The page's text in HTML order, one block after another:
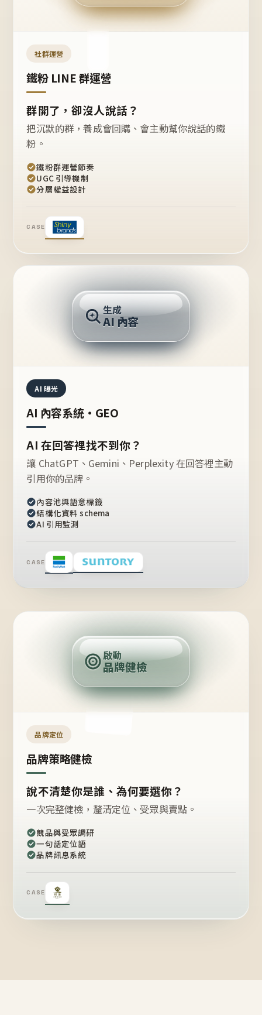
開團
嗎？
社群運營
鐵粉 LINE 群運營
群開了，卻沒人說話？
把沉默的群，養成會回購、會主動幫你說話的鐵
粉。
鐵粉群運營節奏
UGC 引導機制
分層權益設計
CASE
推薦的台灣品牌？
生成
AI 內容
AI 曝光
AI 內容系統・GEO
AI 在回答裡找不到你？
讓 ChatGPT、Gemini、Perplexity 在回答裡主動
引用你的品牌。
內容池與語意標籤
結構化資料 schema
AI 引用監測
CASE
定
位
點
啟動
品牌健檢
品牌定位
品牌策略健檢
說不清楚你是誰、為何要選你？
一次完整健檢，釐清定位、受眾與賣點。
競品與受眾調研
一句話定位語
品牌訊息系統
CASE